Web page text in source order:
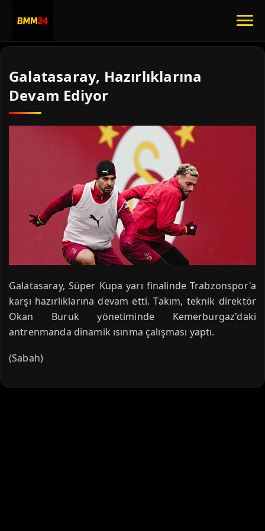
Galatasaray, Hazırlıklarına
Devam Ediyor
Galatasaray, Süper Kupa yarı finalinde Trabzonspor'a
karşı hazırlıklarına devam etti. Takım, teknik direktör
Okan Buruk yönetiminde Kemerburgaz'daki
antrenmanda dinamik ısınma çalışması yaptı.
(Sabah)